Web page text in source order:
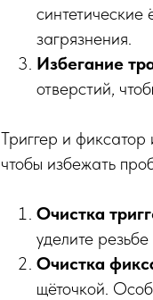
загрязнения.
Избегание
отверстий,
Триггер и
чтобы избежать
Очистка
уделите
Очистка
щёточкой.